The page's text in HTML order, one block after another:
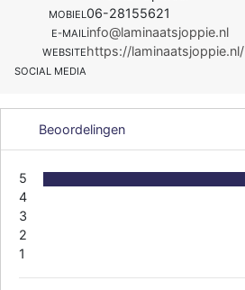
MOBIEL06-28155621
E-MAILinfo@laminaatsjoppie.nl
WEBSITEhttps://laminaatsjoppie.nl/
SOCIAL MEDIA
Beoordelingen
5
4
3
2
1